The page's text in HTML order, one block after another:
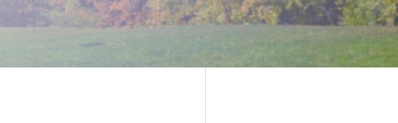
in the module Design settings and even apply custom CSS to this text